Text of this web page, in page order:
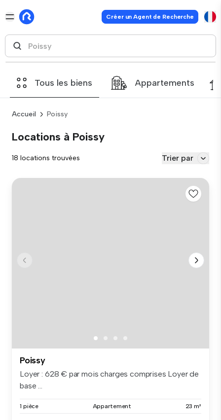
Créer un Agent de Recherche
Tous les biens Appartements
Accueil Poissy
Locations à Poissy
18 locations trouvées Trier par
Poissy
Loyer : 628 € par mois charges comprises Loyer de
base ...
1 pièce Appartement 23 m²